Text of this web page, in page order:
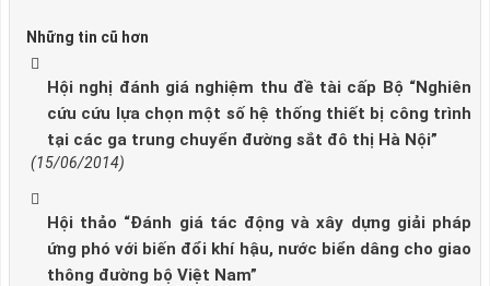
Những tin cũ hơn
Hội nghị đánh giá nghiệm thu đề tài cấp Bộ “Nghiên
cứu cứu lựa chọn một số hệ thống thiết bị công trình
tại các ga trung chuyển đường sắt đô thị Hà Nội”
(15/06/2014)
Hội thảo “Đánh giá tác động và xây dựng giải pháp
ứng phó với biến đổi khí hậu, nước biển dâng cho giao
thông đường bộ Việt Nam”